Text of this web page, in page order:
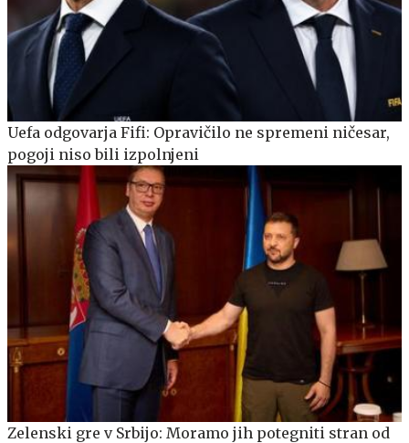
Uefa odgovarja Fifi: Opravičilo ne spremeni ničesar,
pogoji niso bili izpolnjeni
Zelenski gre v Srbijo: Moramo jih potegniti stran od